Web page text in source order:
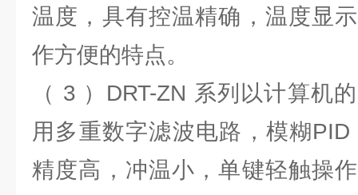
温度，具有控温精确，温度显
作方便的特点。
（ 3 ）DRT-ZN 系列以计算机
用多重数字滤波电路，模糊
精度高，冲温小，单键轻触操